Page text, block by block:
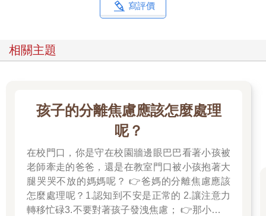
寫評價
相關主題
孩子的分離焦慮應該怎麼處理
呢？
在校門口，你是守在校園牆邊眼巴巴看著小孩被
老師牽走的爸爸，還是在教室門口被小孩抱著大
腿哭哭不放的媽媽呢？ 👉爸媽的分離焦慮應該
怎麼處理呢？1.認知到不安是正常的 2.讓注意力
轉移忙碌3.不要對著孩子發洩焦慮； 👉那小朋友